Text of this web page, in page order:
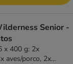
Senior -
x 400 g: 2x
porco, 2x